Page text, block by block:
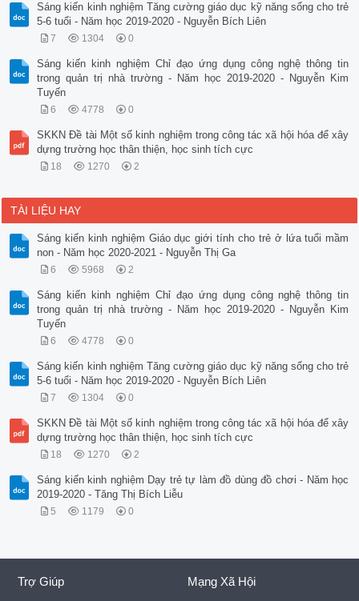
Sáng kiến kinh nghiệm Tăng cường giáo dục kỹ năng sống cho trẻ
5-6 tuổi - Năm học 2019-2020 - Nguyễn Bích Liên
7 1304 0
Sáng kiến kinh nghiệm Chỉ đạo ứng dụng công nghệ thông tin
trong quản trị nhà trường - Năm học 2019-2020 - Nguyễn Kim
Tuyến
6 4778 0
SKKN Đề tài Một số kinh nghiệm trong công tác xã hội hóa để xây
dựng trường học thân thiện, học sinh tích cực
18 1270 2
TÀI LIỆU HAY
Sáng kiến kinh nghiệm Giáo dục giới tính cho trẻ ở lứa tuổi mầm
non - Năm học 2020-2021 - Nguyễn Thị Ga
6 5968 2
Sáng kiến kinh nghiệm Chỉ đạo ứng dụng công nghệ thông tin
trong quản trị nhà trường - Năm học 2019-2020 - Nguyễn Kim
Tuyến
6 4778 0
Sáng kiến kinh nghiệm Tăng cường giáo dục kỹ năng sống cho trẻ
5-6 tuổi - Năm học 2019-2020 - Nguyễn Bích Liên
7 1304 0
SKKN Đề tài Một số kinh nghiệm trong công tác xã hội hóa để xây
dựng trường học thân thiện, học sinh tích cực
18 1270 2
Sáng kiến kinh nghiệm Dạy trẻ tự làm đồ dùng đồ chơi - Năm học
2019-2020 - Tăng Thị Bích Liễu
5 1179 0
Trợ Giúp Mạng Xã Hội